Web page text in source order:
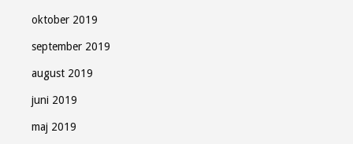
oktober 2019
september 2019
august 2019
juni 2019
maj 2019